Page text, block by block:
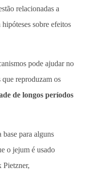
relacionadas a
sobre efeitos
pode ajudar no
reproduzam os
de longos períodos
base para alguns
o jejum é usado
Pietzner,